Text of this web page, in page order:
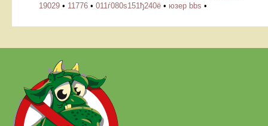
19029 • 11776 • 011ѓ080ѕ151ђ240ё • юзер bbs •